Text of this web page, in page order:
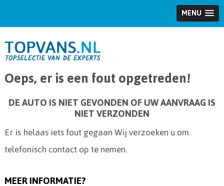
MENU
Oeps, er is een fout opgetreden!
DE AUTO IS NIET GEVONDEN OF UW AANVRAAG IS
NIET VERZONDEN
Er is helaas iets fout gegaan Wij verzoeken u om
telefonisch contact op te nemen.
MEER INFORMATIE?